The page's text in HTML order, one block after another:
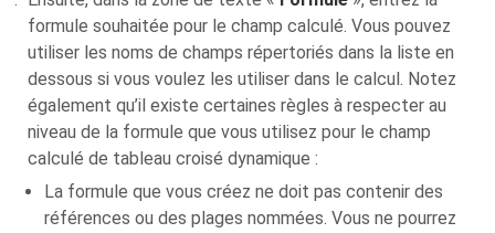
formule souhaitée pour le champ calculé. Vous pouvez
utiliser les noms de champs répertoriés dans la liste en
dessous si vous voulez les utiliser dans le calcul. Notez
également qu’il existe certaines règles à respecter au
niveau de la formule que vous utilisez pour le champ
calculé de tableau croisé dynamique :
La formule que vous créez ne doit pas contenir des
références ou des plages nommées. Vous ne pourrez